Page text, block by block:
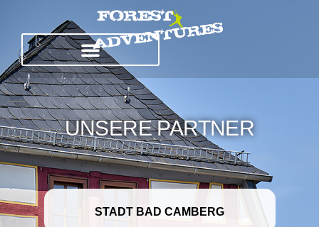
UNSERE PARTNER
STADT BAD CAMBERG